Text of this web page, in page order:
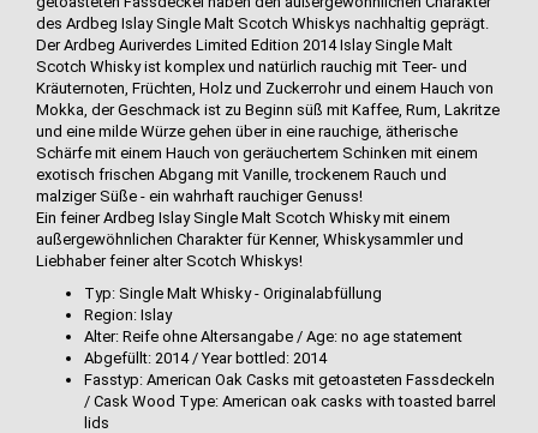
des Ardbeg Islay Single Malt Scotch Whiskys nachhaltig geprägt.
Der Ardbeg Auriverdes Limited Edition 2014 Islay Single Malt
Scotch Whisky ist komplex und natürlich rauchig mit Teer- und
Kräuternoten, Früchten, Holz und Zuckerrohr und einem Hauch von
Mokka, der Geschmack ist zu Beginn süß mit Kaffee, Rum, Lakritze
und eine milde Würze gehen über in eine rauchige, ätherische
Schärfe mit einem Hauch von geräuchertem Schinken mit einem
exotisch frischen Abgang mit Vanille, trockenem Rauch und
malziger Süße - ein wahrhaft rauchiger Genuss!
Ein feiner Ardbeg Islay Single Malt Scotch Whisky mit einem
außergewöhnlichen Charakter für Kenner, Whiskysammler und
Liebhaber feiner alter Scotch Whiskys!
Typ: Single Malt Whisky - Originalabfüllung
Region: Islay
Alter: Reife ohne Altersangabe / Age: no age statement
Abgefüllt: 2014 / Year bottled: 2014
Fasstyp: American Oak Casks mit getoasteten Fassdeckeln
/ Cask Wood Type: American oak casks with toasted barrel
lids